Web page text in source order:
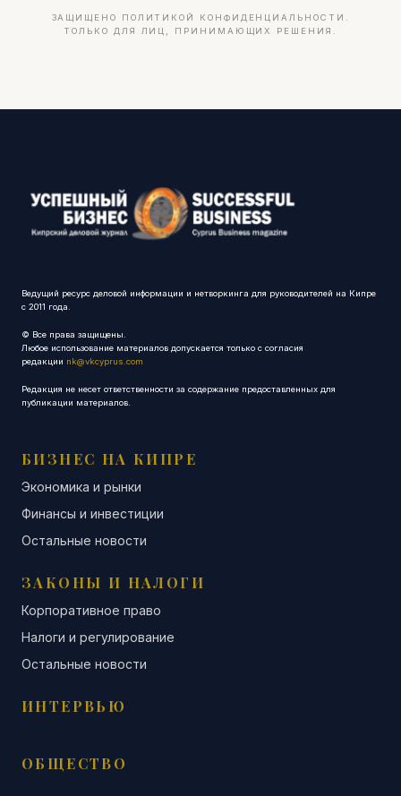
ЗАЩИЩЕНО ПОЛИТИКОЙ КОНФИДЕНЦИАЛЬНОСТИ.
ТОЛЬКО ДЛЯ ЛИЦ, ПРИНИМАЮЩИХ РЕШЕНИЯ.
Ведущий ресурс деловой информации и нетворкинга для руководителей на Кипре
с 2011 года.
© Все права защищены.
Любое использование материалов допускается только с согласия
редакции nk@vkcyprus.com
Редакция не несет ответственности за содержание предоставленных для
публикации материалов.
БИЗНЕС НА КИПРЕ
Экономика и рынки
Финансы и инвестиции
Остальные новости
ЗАКОНЫ И НАЛОГИ
Корпоративное право
Налоги и регулирование
Остальные новости
ИНТЕРВЬЮ
ОБЩЕСТВО